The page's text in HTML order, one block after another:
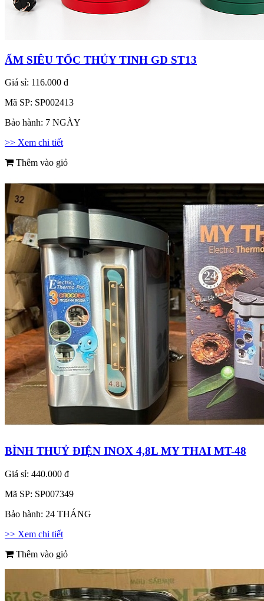
ẤM SIÊU TỐC THỦY TINH GD ST13
Giá sỉ: 116.000 đ
Mã SP: SP002413
Bảo hành: 7 NGÀY
>> Xem chi tiết
Thêm vào giỏ
BÌNH THUỶ ĐIỆN INOX 4,8L MY THAI MT-48
Giá sỉ: 440.000 đ
Mã SP: SP007349
Bảo hành: 24 THÁNG
>> Xem chi tiết
Thêm vào giỏ